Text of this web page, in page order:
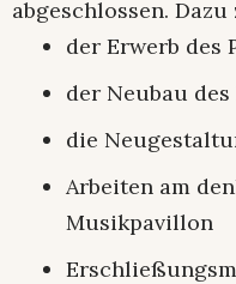
abgeschlossen. Dazu
der Erwerb des
der Neubau
die
Arbeiten am
Musikpavillon